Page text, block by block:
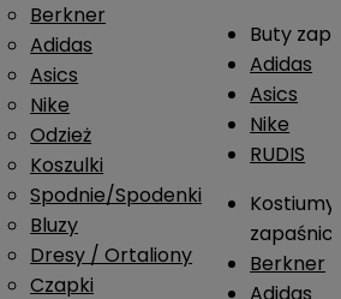
Berkner
Adidas
Asics
Nike
Odzież
Koszulki
Spodnie/Spodenki
Bluzy
Dresy / Ortaliony
Czapki
Buty
Adidas
Asics
Nike
RUDIS
Kostiumy
Berkner